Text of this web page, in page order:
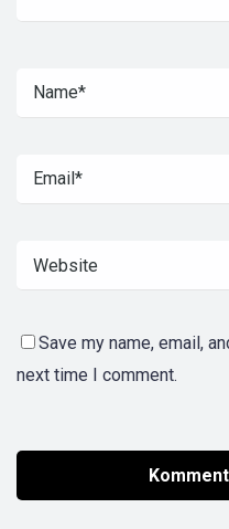
Save my name, email,
next time I comment.